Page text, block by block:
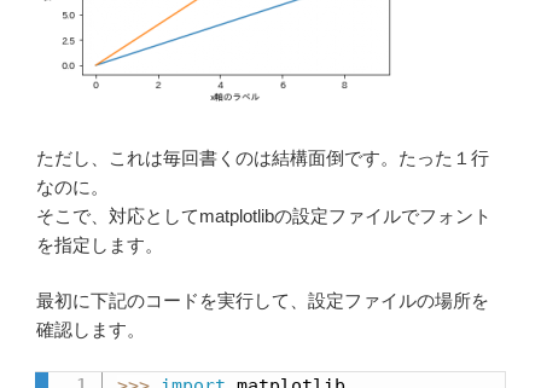
ただし、これは毎回書くのは結構面倒です。たった１行
なのに。
そこで、対応としてmatplotlibの設定ファイルでフォント
を指定します。
最初に下記のコードを実行して、設定ファイルの場所を
確認します。